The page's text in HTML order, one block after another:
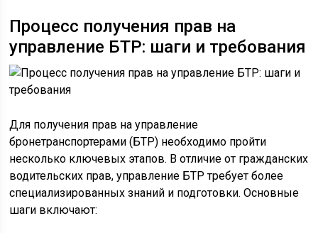
Процесс получения прав на
управление БТР: шаги и требования
Для получения прав на управление
бронетранспортерами (БТР) необходимо пройти
несколько ключевых этапов. В отличие от гражданских
водительских прав, управление БТР требует более
специализированных знаний и подготовки. Основные
шаги включают: